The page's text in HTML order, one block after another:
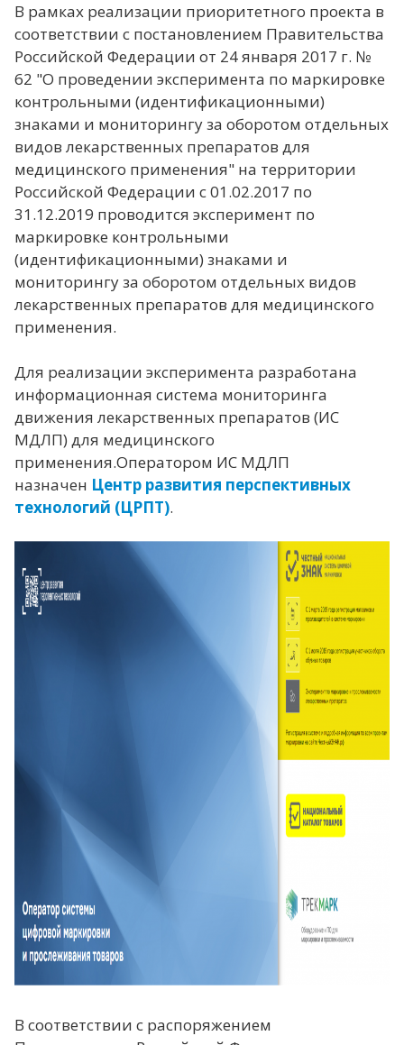
В рамках реализации приоритетного проекта в
соответствии с постановлением Правительства
Российской Федерации от 24 января 2017 г. №
62 "О проведении эксперимента по маркировке
контрольными (идентификационными)
знаками и мониторингу за оборотом отдельных
видов лекарственных препаратов для
медицинского применения" на территории
Российской Федерации с 01.02.2017 по
31.12.2019 проводится эксперимент по
маркировке контрольными
(идентификационными) знаками и
мониторингу за оборотом отдельных видов
лекарственных препаратов для медицинского
применения.
Для реализации эксперимента разработана
информационная система мониторинга
движения лекарственных препаратов (ИС
МДЛП) для медицинского
применения.Оператором ИС МДЛП
назначен Центр развития перспективных
технологий (ЦРПТ).
В соответствии с распоряжением